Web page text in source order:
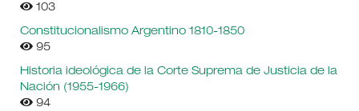
103
Constitucionalismo Argentino 1810-1850
95
Historia ideológica de la Corte Suprema de Justicia de la
Nación (1955-1966)
94